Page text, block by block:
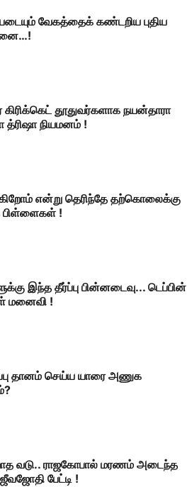
வேகத்தைக் கண்டறிய புதிய
கிரிக்கெட் தூதுவர்களாக நயன்தாரா
நியமனம் !
என்று தெரிந்தே தற்கொலைக்கு
பிள்ளைகள் !
இந்த தீர்ப்பு பின்னடைவு... டெப்பின்
மனைவி !
தானம் செய்ய யாரை அணுக
வடு.. ராஜகோபால் மரணம் அடைந்த
ஜீவஜோதி பேட்டி !